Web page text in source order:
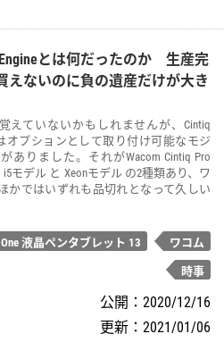
とは何だったのか 生産完
えないのに負の遺産だけが大き
えていないかもしれませんが、Cintiq
オプションとして取り付け可能なモジ
ありました。それがWacom Cintiq Pro
i5モデル と Xeonモデル の2種類あり、ワ
かではいずれも品切れとなって久しい
One 液晶ペンタブレット 13
ワコム
時事
公開： 2020/12/16
更新： 2021/01/06